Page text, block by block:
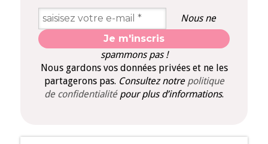
Nous ne
spammons pas !
Nous gardons vos données privées et ne les
partagerons pas. Consultez notre politique
de confidentialité pour plus d’informations.